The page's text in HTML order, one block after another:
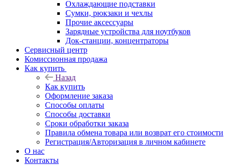
Охлаждающие подставки
Сумки, рюкзаки и чехлы
Прочие аксессуары
Зарядные устройства для ноутбуков
Док-станции, концентраторы
Сервисный центр
Комиссионная продажа
Как купить
Назад
Как купить
Оформление заказа
Способы оплаты
Способы доставки
Сроки обработки заказа
Правила обмена товара или возврат его стоимости
Регистрация/Авторизация в личном кабинете
О нас
Контакты